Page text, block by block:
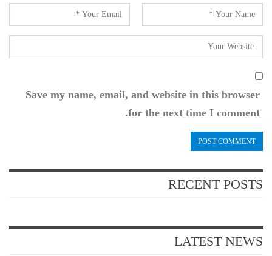
Save my name, email, and website in this browser
for the next time I comment.
RECENT POSTS
LATEST NEWS